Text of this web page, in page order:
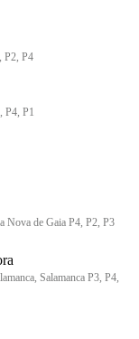
P2, P4
P4, P1
Nova de Gaia P4, P2, P3
Salamanca P3, P4,